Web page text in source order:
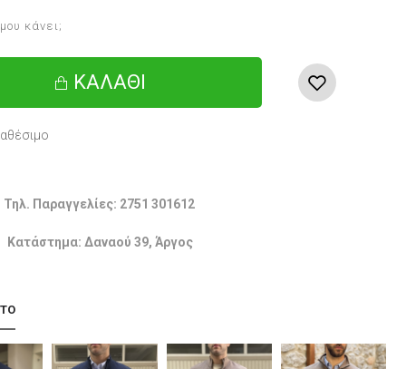
ΚΑΛΆΘΙ
κάνει;
Τηλ. Παραγγελίες: 2751 301612
Κατάστημα: Δαναού 39, Άργος